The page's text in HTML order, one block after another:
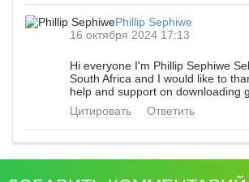
Phillip Sephiwe
16 октября 2024 17:13
Hi everyone I'm Phillip Sephiwe
South Africa and I would like to
help and support on downloading
Цитировать
Ответить